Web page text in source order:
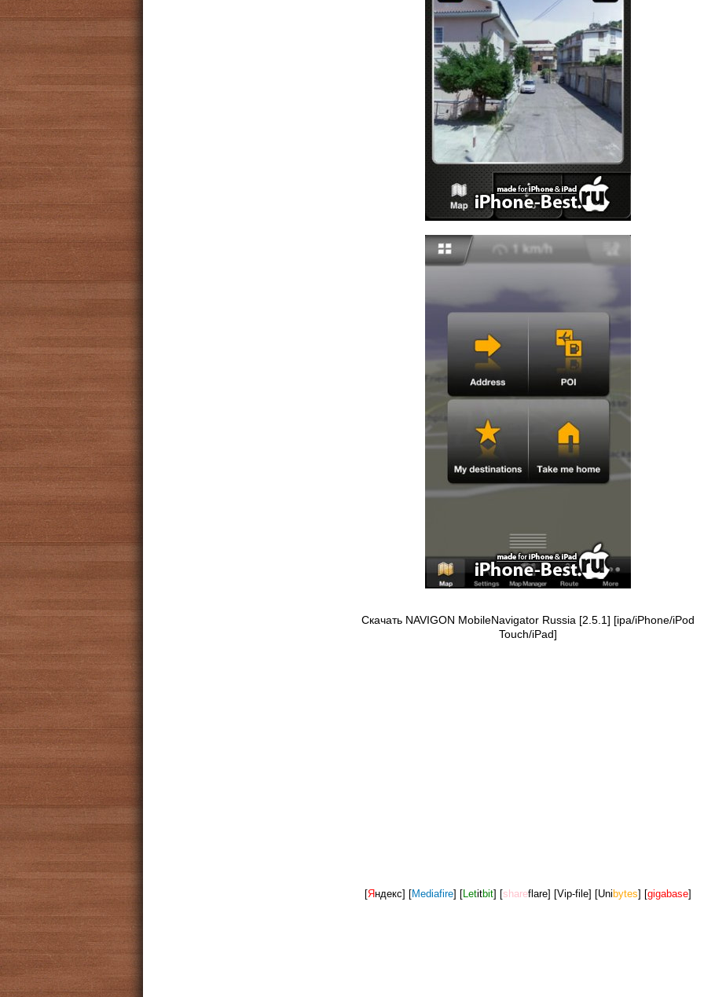
Скачать NAVIGON MobileNavigator Russia [2.5.1] [ipa/iPhone/iPod
Touch/iPad]
[Яндекс] [Mediafire] [Letitbit] [shareflare] [Vip-file] [Unibytes] [gigabase]